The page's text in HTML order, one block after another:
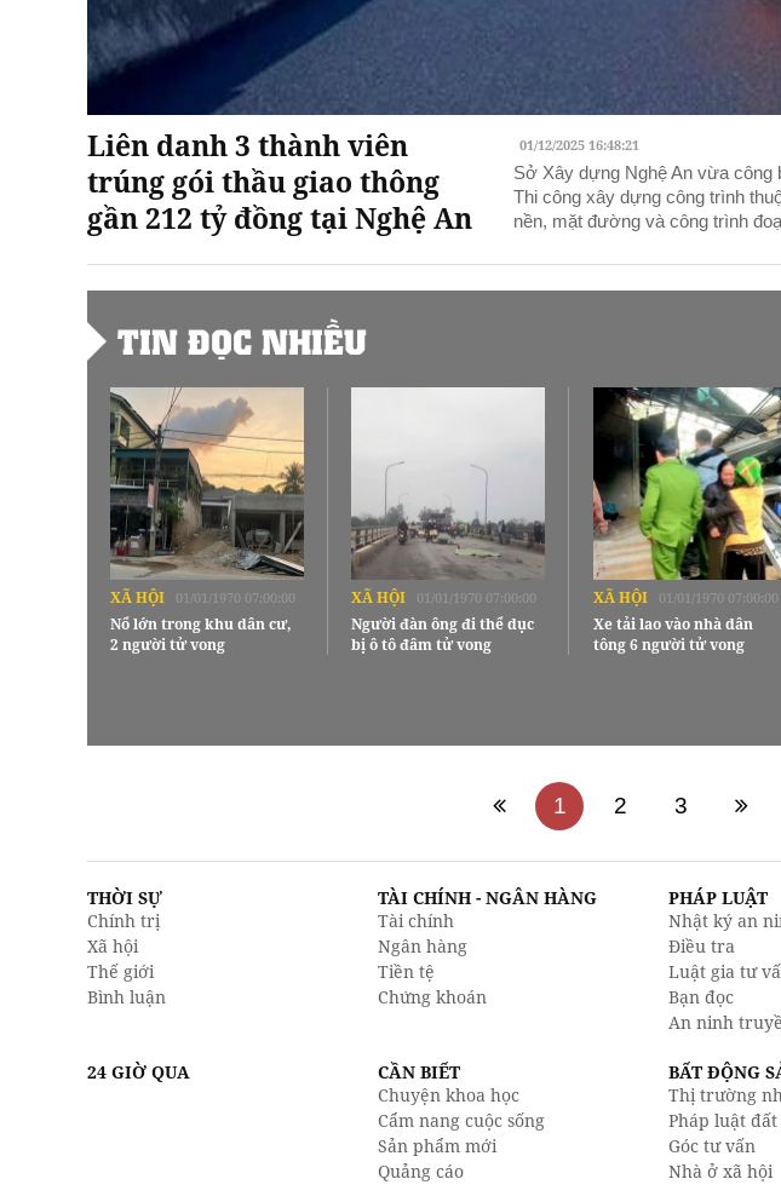
Liên danh 3 thành viên
trúng gói thầu giao thông
gần 212 tỷ đồng tại Nghệ An
01/12/2025 16:48:21
Sở Xây dựng Nghệ An vừa công
Thi công xây dựng công trình
nền, mặt đường và công trình
TIN ĐỌC NHIỀU
XÃ HỘI 01/01/1970 07:00:00
Nổ lớn trong khu dân cư,
2 người tử vong
XÃ HỘI 01/01/1970 07:00:00
Người đàn ông đi thể dục
bị ô tô đâm tử vong
XÃ HỘI 01/01/1970 07:00:00
Xe tải lao vào nhà dân
tông 6 người tử vong
1 2 3
THỜI SỰ
Chính trị
Xã hội
Thế giới
Bình luận
TÀI CHÍNH - NGÂN HÀNG
Tài chính
Ngân hàng
Tiền tệ
Chứng khoán
PHÁP LUẬT
Nhật ký an
Điều tra
Luật gia tư
Bạn đọc
An ninh
24 GIỜ QUA
CẦN BIẾT
Chuyện khoa học
Cẩm nang cuộc sống
Sản phẩm mới
Quảng cáo
BẤT ĐỘNG
Thị trường
Pháp luật
Góc tư vấn
Nhà ở xã hội